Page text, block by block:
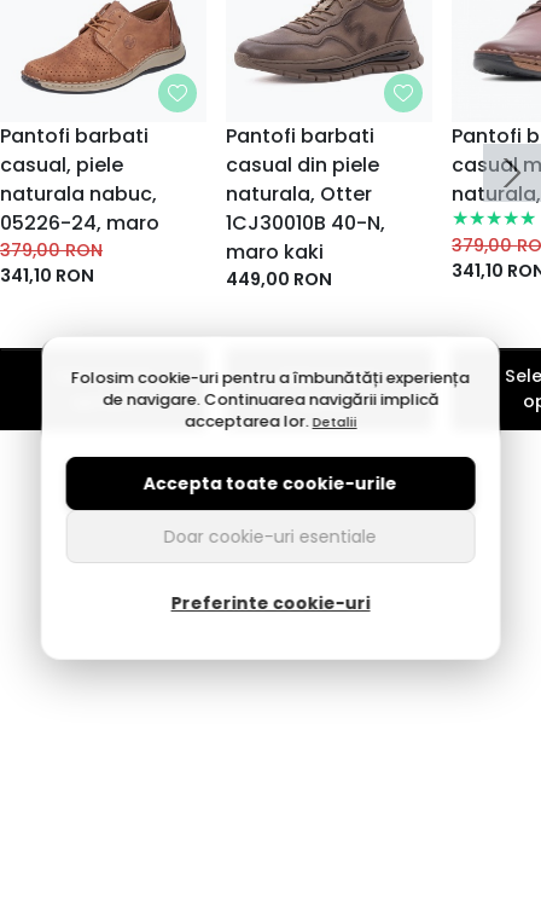
Pantofi barbati
casual, piele
naturala nabuc,
05226-24, maro
379,00RON
341,10 RON
Selecteaza
optiuni
Pantofi barbati
casual din piele
naturala, Otter
1CJ30010B 40-N,
maro kaki
449,00 RON
Selecteaza
optiuni
Pantofi
casual
naturala,
379,00
341,10
Folosim cookie-uri pentru a îmbunătăți experiența
de navigare. Continuarea navigării implică
acceptarea lor.Detalii
Accepta toate cookie-urile
Doar cookie-uri esentiale
Preferinte cookie-uri